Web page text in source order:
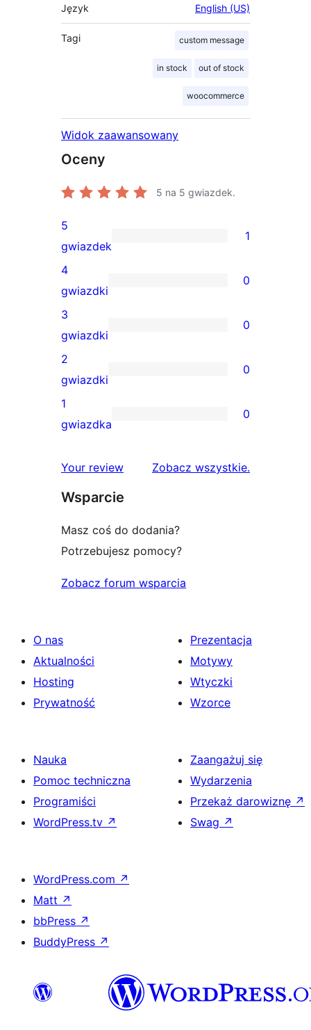
Język English (US)
Tagi custom message
in stock out of stock
woocommerce
Widok zaawansowany
Oceny
5 na 5 gwiazdek.
1
recenzja
5-
gwiazdkowa
5
gwiazdek
1
0
recenzji
4-
gwiazdkowych
4
gwiazdki
0
0
recenzji
3-
gwiazdkowych
3
gwiazdki
0
0
recenzji
2-
2
gwiazdki
0
0
1-
1
gwiazdka
0
Your review Zobacz wszystkierecenzje
.
Wsparcie
Masz coś do dodania?
Potrzebujesz pomocy?
Zobacz forum wsparcia
O nas
Aktualności
Hosting
Prywatność
Prezentacja
Motywy
Wtyczki
Wzorce
Nauka
Pomoc techniczna
Programiści
WordPress.tv ↗
Zaangażuj się
Wydarzenia
Przekaż darowiznę ↗
Swag ↗
WordPress.com ↗
Matt ↗
bbPress ↗
BuddyPress ↗